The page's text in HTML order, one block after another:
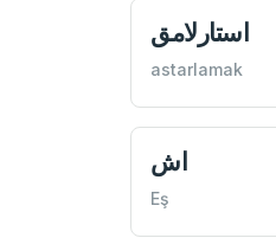
استارلامق
astarlamak
اش
Eş